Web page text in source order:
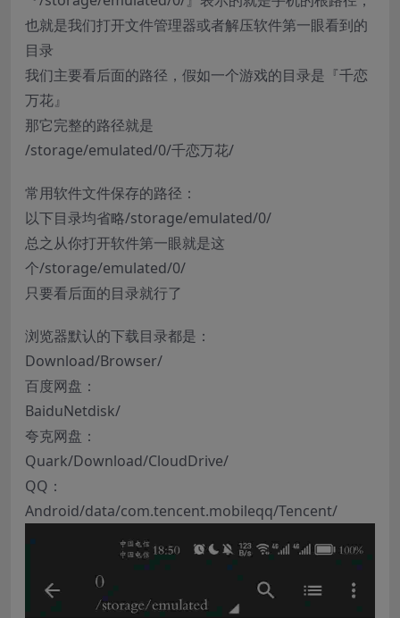
也就是我们打开文件管理器或者解压软件第一眼看到的
目录
我们主要看后面的路径，假如一个游戏的目录是『千恋
万花』
那它完整的路径就是
/storage/emulated/0/千恋万花/
常用软件文件保存的路径：
以下目录均省略/storage/emulated/0/
总之从你打开软件第一眼就是这
个/storage/emulated/0/
只要看后面的目录就行了
浏览器默认的下载目录都是：
Download/Browser/
百度网盘：
BaiduNetdisk/
夸克网盘：
Quark/Download/CloudDrive/
QQ：
Android/data/com.tencent.mobileqq/Tencent/